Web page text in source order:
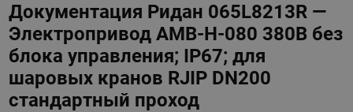
Документация Ридан 065L8213R —
Электропривод AMB-H-080 380В без
блока управления; IP67; для
шаровых кранов RJIP DN200
стандартный проход